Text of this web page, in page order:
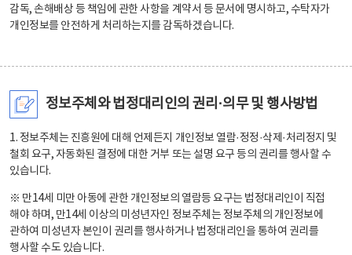
감독, 손해배상 등 책임에 관한 사항을 계약서 등 문서에 명시하고, 수탁자가
개인정보를 안전하게 처리하는지를 감독하겠습니다.
정보주체와 법정대리인의 권리·의무 및 행사방법
1. 정보주체는 진흥원에 대해 언제든지 개인정보 열람·정정·삭제·처리정지 및
철회 요구, 자동화된 결정에 대한 거부 또는 설명 요구 등의 권리를 행사할 수
있습니다.
※ 만14세 미만 아동에 관한 개인정보의 열람등 요구는 법정대리인이 직접
해야 하며, 만14세 이상의 미성년자인 정보주체는 정보주체의 개인정보에
관하여 미성년자 본인이 권리를 행사하거나 법정대리인을 통하여 권리를
행사할 수도 있습니다.